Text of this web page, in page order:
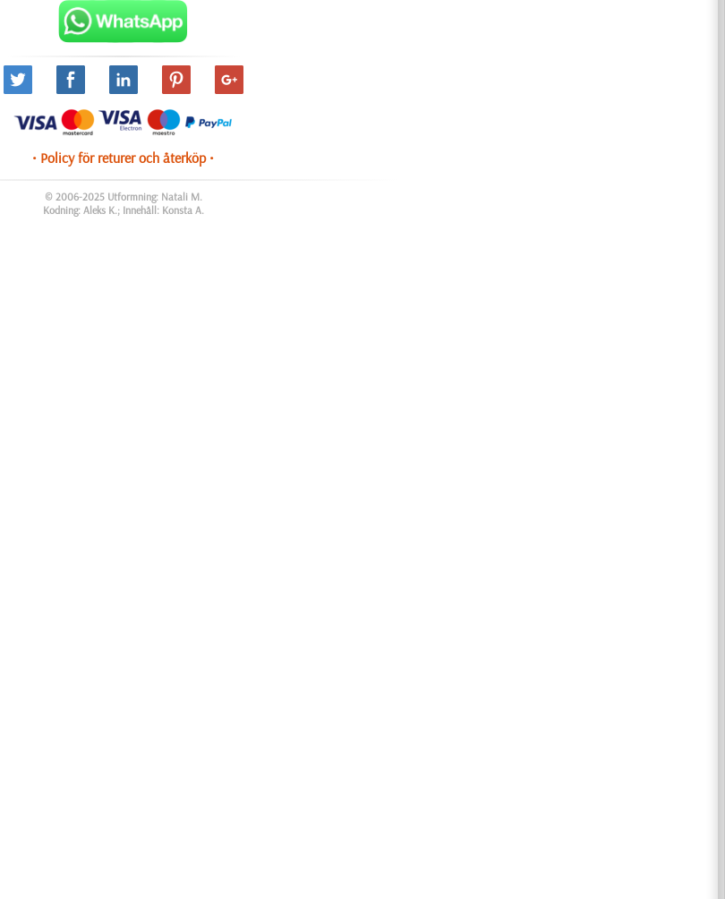
• Policy för returer och återköp •
© 2006-2025 Utformning: Natali M.
Kodning: Aleks K.; Innehåll: Konsta A.